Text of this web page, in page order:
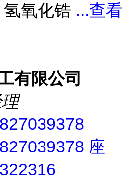
氧化锆 ...查看
有限公司
座